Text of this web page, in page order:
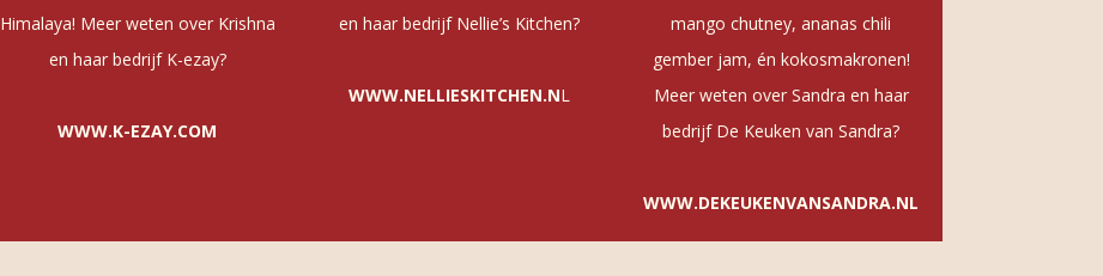
Himalaya! Meer weten over Krishna
en haar bedrijf K-ezay?
WWW.K-EZAY.COM
en haar bedrijf Nellie’s Kitchen?
WWW.NELLIESKITCHEN.NL
mango chutney, ananas chili
gember jam, én kokosmakronen!
Meer weten over Sandra en haar
bedrijf De Keuken van Sandra?
WWW.DEKEUKENVANSANDRA.NL